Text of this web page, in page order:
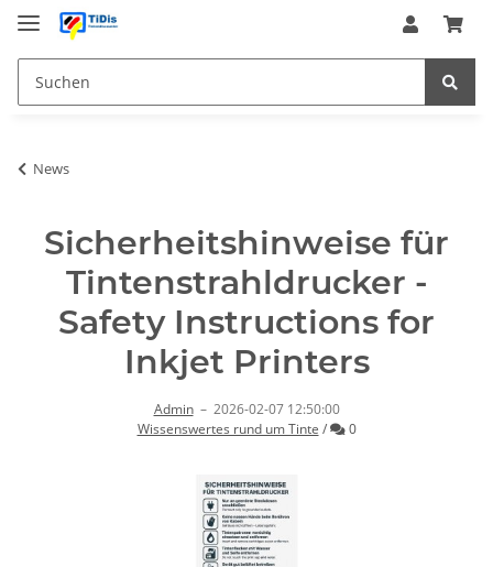
News
Sicherheitshinweise für
Tintenstrahldrucker -
Safety Instructions for
Inkjet Printers
Admin– 2026-02-07 12:50:00
Wissenswertes rund um Tinte / Kommentare
0